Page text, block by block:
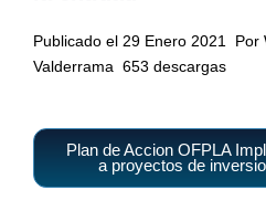
Publicado el 29 Enero 2021
Por
Valderrama 653 descargas
Plan de Accion OFPLA
a proyectos de